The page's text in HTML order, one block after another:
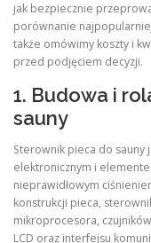
jak bezpiecznie
porównanie
także omówimy koszty i
przed podjęciem decyzji.
1. Budowa i
sauny
Sterownik pieca do sauny
elektronicznym i
nieprawidłowym
konstrukcji pieca,
mikroprocesora,
LCD oraz interfejsu